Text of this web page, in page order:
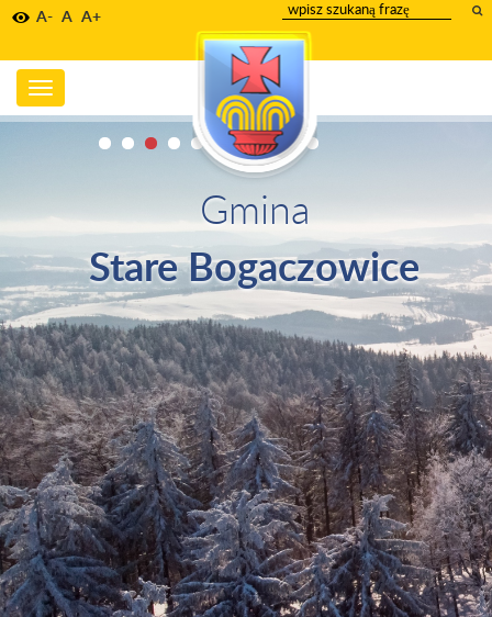
A- A A+
wpisz
szukany
tekst
Toggle
navigation
Gmina
Stare Bogaczowice